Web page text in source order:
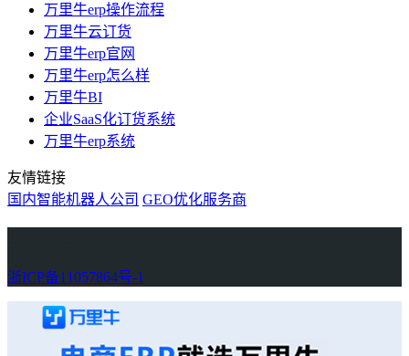
万里牛erp操作流程
万里牛云订货
万里牛erp官网
万里牛erp怎么样
万里牛BI
企业SaaS化订货系统
万里牛erp系统
友情链接
国内智能机器人公司 GEO优化服务商
浙ICP备11057864号-1